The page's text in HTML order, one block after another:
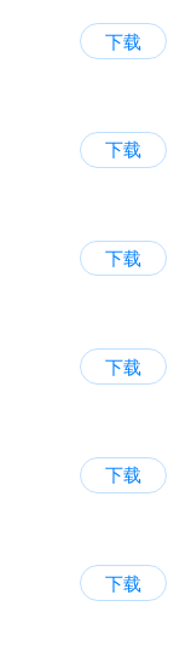
下载
下载
下载
下载
下载
下载